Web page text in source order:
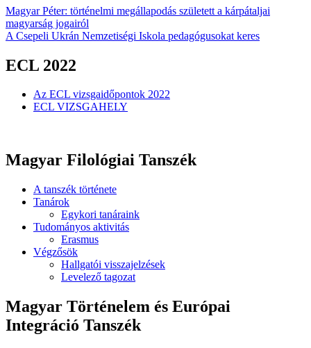
Magyar Péter: történelmi megállapodás született a kárpátaljai
magyarság jogairól
A Csepeli Ukrán Nemzetiségi Iskola pedagógusokat keres
ECL 2022
Az ECL vizsgaidőpontok 2022
ECL VIZSGAHELY
Magyar Filológiai Tanszék
A tanszék története
Tanárok
Egykori tanáraink
Tudományos aktivitás
Erasmus
Végzősök
Hallgatói visszajelzések
Levelező tagozat
Magyar Történelem és Európai
Integráció Tanszék